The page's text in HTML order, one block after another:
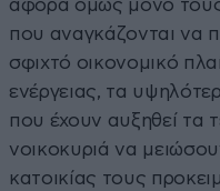
αφορά όμως μόνο τους
που αναγκάζονται να
σφιχτό οικονομικό
ενέργειας, τα
που έχουν αυξηθεί τα
νοικοκυριά να
κατοικίας τους